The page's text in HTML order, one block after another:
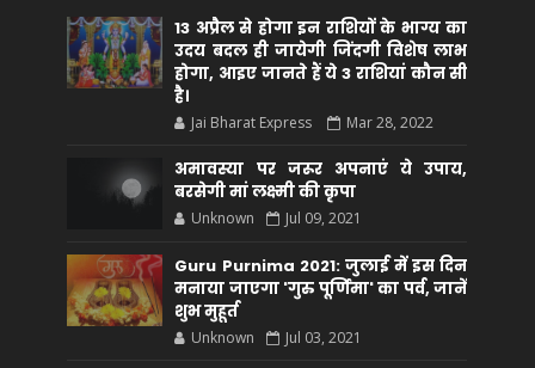
13 अप्रैल से होगा इन राशियों के भाग्य का
उदय बदल ही जायेगी जिंदगी विशेष लाभ
होगा, आइए जानते हैं ये 3 राशियां कौन सीं
है।
Jai Bharat Express Mar 28, 2022
अमावस्या पर जरूर अपनाएं ये उपाय,
बरसेगी मां लक्ष्मी की कृपा
Unknown Jul 09, 2021
Guru Purnima 2021: जुलाई में इस दिन
मनाया जाएगा 'गुरु पूर्णिमा' का पर्व, जानें
शुभ मुहूर्त
Unknown Jul 03, 2021